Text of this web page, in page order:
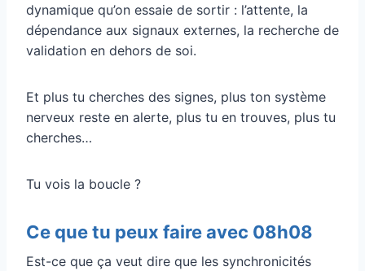
dynamique qu’on essaie de sortir : l’attente, la
dépendance aux signaux externes, la recherche de
validation en dehors de soi.
Et plus tu cherches des signes, plus ton système
nerveux reste en alerte, plus tu en trouves, plus tu
cherches…
Tu vois la boucle ?
Ce que tu peux faire avec 08h08
Est-ce que ça veut dire que les synchronicités